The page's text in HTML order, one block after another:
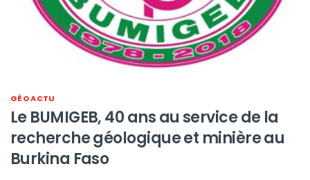
GÉO ACTU
Le BUMIGEB, 40 ans au service de la
recherche géologique et minière au
Burkina Faso